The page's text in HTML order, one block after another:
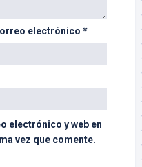
electrónico *
electrónico y web en
vez que comente.